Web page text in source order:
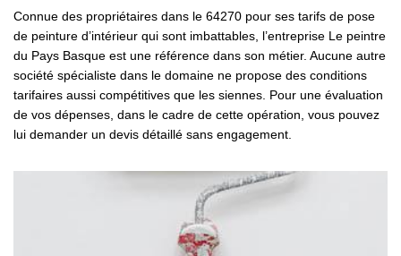
Connue des propriétaires dans le 64270 pour ses tarifs de pose
de peinture d’intérieur qui sont imbattables, l’entreprise Le peintre
du Pays Basque est une référence dans son métier. Aucune autre
société spécialiste dans le domaine ne propose des conditions
tarifaires aussi compétitives que les siennes. Pour une évaluation
de vos dépenses, dans le cadre de cette opération, vous pouvez
lui demander un devis détaillé sans engagement.